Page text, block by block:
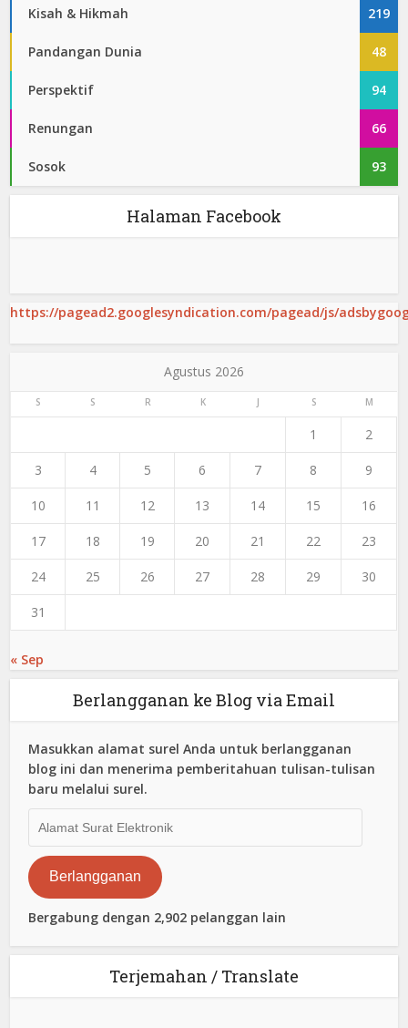
Kisah & Hikmah 219
Pandangan Dunia 48
Perspektif 94
Renungan 66
Sosok 93
Halaman Facebook
https://pagead2.googlesyndication.com/pagead/js/
Agustus 2026
S S R K J S M
1 2
3 4 5 6 7 8 9
10 11 12 13 14 15 16
17 18 19 20 21 22 23
24 25 26 27 28 29 30
31
« Sep
Berlangganan ke Blog via Email
Masukkan alamat surel Anda untuk berlangganan
blog ini dan menerima pemberitahuan tulisan-tulisan
baru melalui surel.
Surat
Elektronik
Berlangganan
Bergabung dengan 2,902 pelanggan lain
Terjemahan / Translate